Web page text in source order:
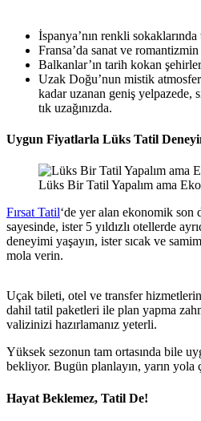
İspanya’nın renkli sokaklarında
Fransa’da sanat ve
Balkanlar’ın tarih kokan
Uzak Doğu’nun mistik
kadar uzanan geniş yelpazede,
tık uzağınızda.
Uygun Fiyatlarla Lüks Tatil
Lüks Bir Tatil Yapalım ama
Fırsat Tatil‘de yer alan ekonomik son
sayesinde, ister 5 yıldızlı otellerde
deneyimi yaşayın, ister sıcak ve
mola verin.
Uçak bileti, otel ve transfer
dahil tatil paketleri ile plan yapma
valizinizi hazırlamanız yeterli.
Yüksek sezonun tam ortasında bile
bekliyor. Bugün planlayın, yarın yola
Hayat Beklemez, Tatil De!